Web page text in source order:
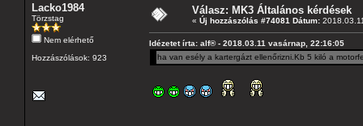
Lacko1984
Törzstag
Nem elérhető
Hozzászólások: 923
Válasz: MK3 Általános kérdések
« Új hozzászólás #74081 Dátum:
Idézetet írta: alf® - 2018.03.11 vasárnap, 22:16:05
ha van esély a kartergázt ellenőrizni.Kb 5 kiló a